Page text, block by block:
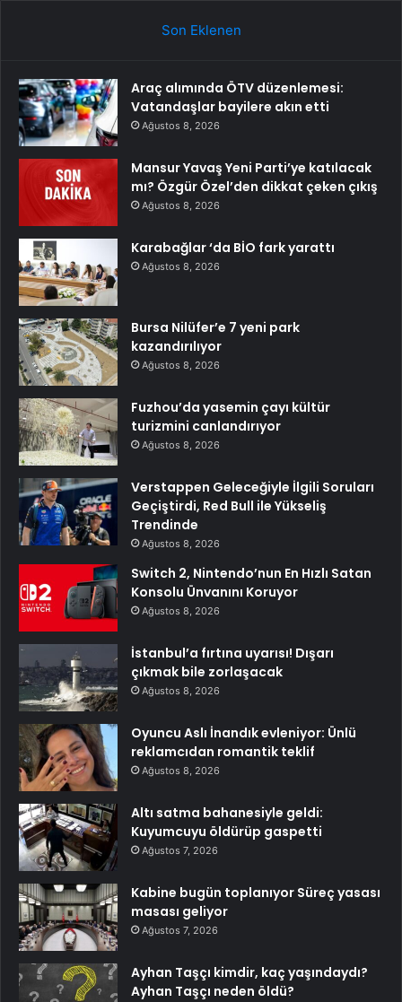
Son Eklenen
Araç alımında ÖTV düzenlemesi:
Vatandaşlar bayilere akın etti
Ağustos 8, 2026
Mansur Yavaş Yeni Parti’ye katılacak
mı? Özgür Özel’den dikkat çeken çıkış
Ağustos 8, 2026
Karabağlar ‘da BİO fark yarattı
Ağustos 8, 2026
Bursa Nilüfer’e 7 yeni park
kazandırılıyor
Ağustos 8, 2026
Fuzhou’da yasemin çayı kültür
turizmini canlandırıyor
Ağustos 8, 2026
Verstappen Geleceğiyle İlgili Soruları
Geçiştirdi, Red Bull ile Yükseliş
Trendinde
Ağustos 8, 2026
Switch 2, Nintendo’nun En Hızlı Satan
Konsolu Ünvanını Koruyor
Ağustos 8, 2026
İstanbul’a fırtına uyarısı! Dışarı
çıkmak bile zorlaşacak
Ağustos 8, 2026
Oyuncu Aslı İnandık evleniyor: Ünlü
reklamcıdan romantik teklif
Ağustos 8, 2026
Altı satma bahanesiyle geldi:
Kuyumcuyu öldürüp gaspetti
Ağustos 7, 2026
Kabine bugün toplanıyor Süreç yasası
masası geliyor
Ağustos 7, 2026
Ayhan Taşçı kimdir, kaç yaşındaydı?
Ayhan Taşçı neden öldü?